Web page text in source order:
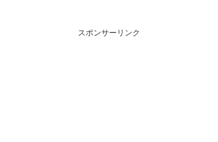
スポンサーリンク